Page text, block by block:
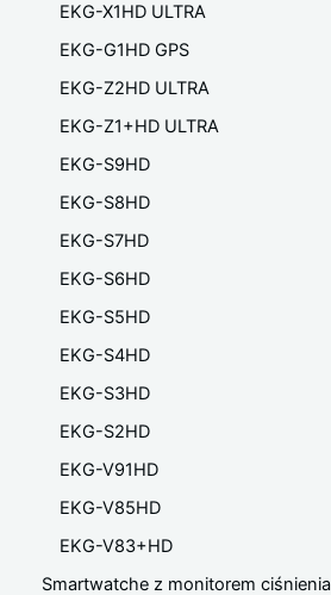
EKG-X1HD ULTRA
EKG-G1HD GPS
EKG-Z2HD ULTRA
EKG-Z1+HD ULTRA
EKG-S9HD
EKG-S8HD
EKG-S7HD
EKG-S6HD
EKG-S5HD
EKG-S4HD
EKG-S3HD
EKG-S2HD
EKG-V91HD
EKG-V85HD
EKG-V83+HD
Smartwatche z monitorem ciśnienia